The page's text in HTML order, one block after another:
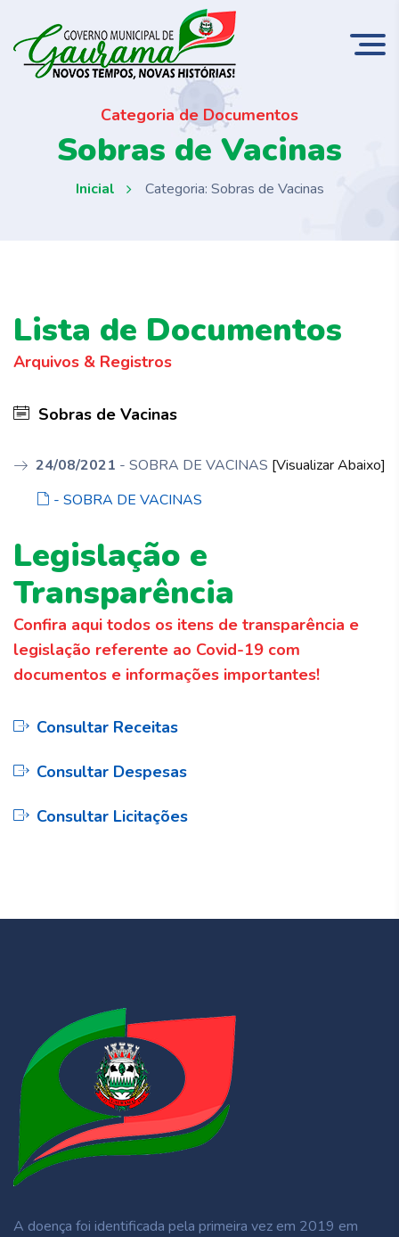
Categoria de Documentos
Sobras de Vacinas
Inicial Categoria: Sobras de Vacinas
Lista de Documentos
Arquivos & Registros
Sobras de Vacinas
24/08/2021 - SOBRA DE VACINAS [Visualizar Abaixo]
- SOBRA DE VACINAS
Legislação e
Transparência
Confira aqui todos os itens de transparência e
legislação referente ao Covid-19 com
documentos e informações importantes!
Consultar Receitas
Consultar Despesas
Consultar Licitações
A doença foi identificada pela primeira vez em 2019 em